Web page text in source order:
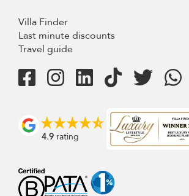
Villa Finder
Last minute discounts
Travel guide
4.9 rating